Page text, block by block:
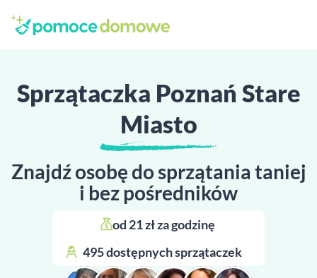
Sprzątaczka Poznań Stare
Miasto
Znajdź osobę do sprzątania taniej
i bez pośredników
od 21 zł za godzinę
495 dostępnych sprzątaczek